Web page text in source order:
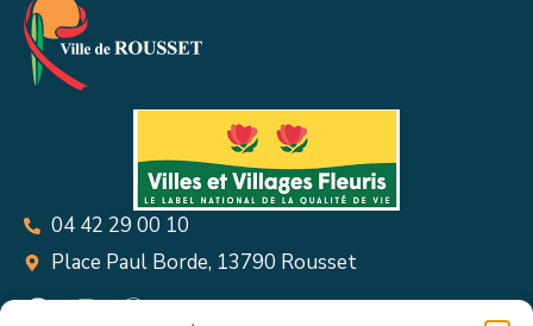
04 42 29 00 10
Place Paul Borde, 13790 Rousset